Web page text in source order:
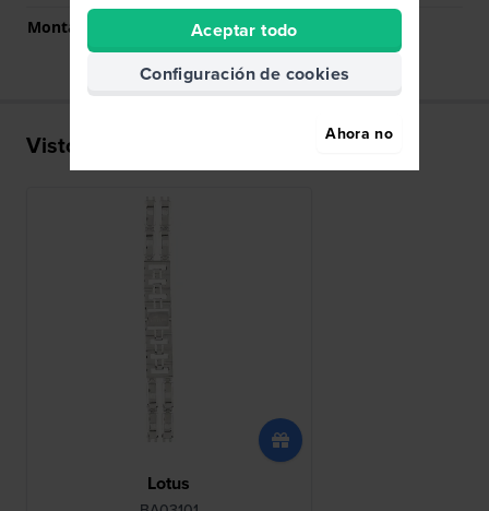
Montaje Recto
No
Visto recientemente
Lotus
Aceptar todo
Configuración de cookies
Ahora no